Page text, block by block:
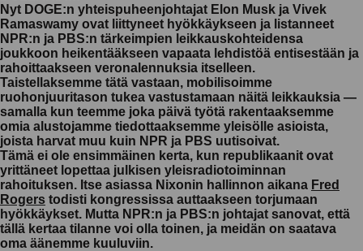
Nyt DOGE:n yhteispuheenjohtajat Elon Musk ja Vivek
Ramaswamy ovat liittyneet hyökkäykseen ja listanneet
NPR:n ja PBS:n tärkeimpien leikkauskohteidensa
joukkoon heikentääkseen vapaata lehdistöä entisestään ja
rahoittaakseen veronalennuksia itselleen.
Taistellaksemme tätä vastaan, mobilisoimme
ruohonjuuritason tukea vastustamaan näitä leikkauksia —
samalla kun teemme joka päivä työtä rakentaaksemme
omia alustojamme tiedottaaksemme yleisölle asioista,
joista harvat muu kuin NPR ja PBS uutisoivat.
Tämä ei ole ensimmäinen kerta, kun republikaanit ovat
yrittäneet lopettaa julkisen yleisradiotoiminnan
rahoituksen. Itse asiassa Nixonin hallinnon aikana Fred
Rogers todisti kongressissa auttaakseen torjumaan
hyökkäykset. Mutta NPR:n ja PBS:n johtajat sanovat, että
tällä kertaa tilanne voi olla toinen, ja meidän on saatava
oma äänemme kuuluviin.